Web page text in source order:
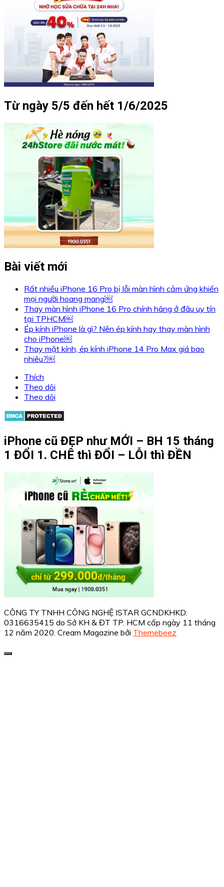
Từ ngày 5/5 đến hết 1/6/2025
Bài viết mới
Rất nhiều iPhone 16 Pro bị lỗi màn hình cảm ứng khiến
mọi người hoang mang￼
Thay màn hình iPhone 16 Pro chính hãng ở đâu uy tín
tại TPHCM￼
Ép kính iPhone là gì? Nên ép kính hay thay màn hình
cho iPhone￼
Thay mặt kính, ép kính iPhone 14 Pro Max giá bao
nhiêu?￼
Thích
Theo dõi
Theo dõi
iPhone cũ ĐẸP như MỚI – BH 15 tháng
1 ĐỔI 1. CHÊ thì ĐỔI – LỖI thì ĐỀN
CÔNG TY TNHH CÔNG NGHỆ ISTAR GCNDKHKD:
0316635415 do Sở KH & ĐT TP. HCM cấp ngày 11 tháng
12 năm 2020. Cream Magazine bởi Themebeez